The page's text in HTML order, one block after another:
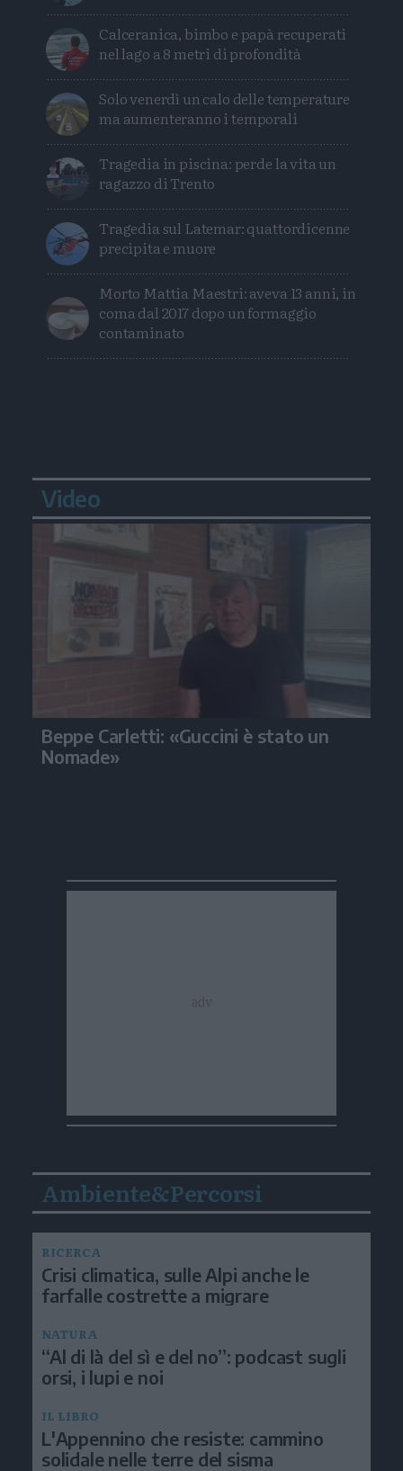
Calceranica, bimbo e papà recuperati
nel lago a 8 metri di profondità
Solo venerdì un calo delle temperature
ma aumenteranno i temporali
Tragedia in piscina: perde la vita un
ragazzo di Trento
Tragedia sul Latemar: quattordicenne
precipita e muore
Morto Mattia Maestri: aveva 13 anni, in
coma dal 2017 dopo un formaggio
contaminato
Video
Beppe Carletti: «Guccini è stato un
Nomade»
Ambiente&Percorsi
RICERCA
Crisi climatica, sulle Alpi anche le
farfalle costrette a migrare
NATURA
“Al di là del sì e del no”: podcast sugli
orsi, i lupi e noi
IL LIBRO
L'Appennino che resiste: cammino
solidale nelle terre del sisma